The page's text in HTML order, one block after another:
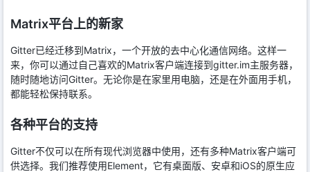
Matrix平台上的新家
Gitter已经迁移到Matrix，一个开放的去中心化通信网络。这样一
来，你可以通过自己喜欢的Matrix客户端连接到gitter.im主服务器，
随时随地访问Gitter。无论你是在家里用电脑，还是在外面用手机，
都能轻松保持联系。
各种平台的支持
Gitter不仅可以在所有现代浏览器中使用，还有多种Matrix客户端可
供选择。我们推荐使用Element，它有桌面版、安卓和iOS的原生应